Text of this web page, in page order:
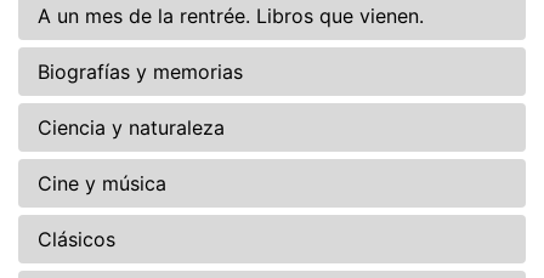
A un mes de la rentrée. Libros que vienen.
Biografías y memorias
Ciencia y naturaleza
Cine y música
Clásicos